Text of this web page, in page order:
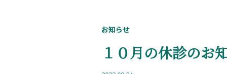
お知らせ
１０月の休診のお